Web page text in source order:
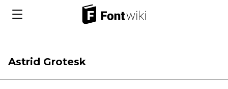
Astrid Grotesk